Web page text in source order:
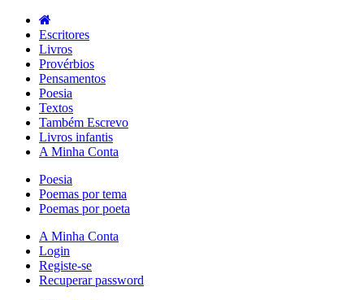
Escritores
Livros
Provérbios
Pensamentos
Poesia
Textos
Também Escrevo
Livros infantis
A Minha Conta
Poesia
Poemas por tema
Poemas por poeta
A Minha Conta
Login
Registe-se
Recuperar password